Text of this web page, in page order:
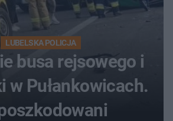
LUBELSKA POLICJA
busa rejsowego i
w Pułankowicach.